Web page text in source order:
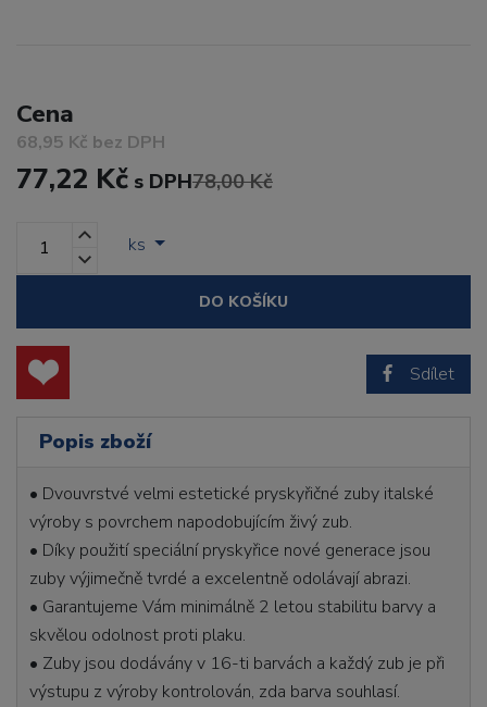
Cena
68,95 Kč bez DPH
77,22 Kč s DPH78,00 Kč
ks
DO KOŠÍKU
Sdílet
Popis zboží
• Dvouvrstvé velmi estetické pryskyřičné zuby italské
výroby s povrchem napodobujícím živý zub.
• Díky použití speciální pryskyřice nové generace jsou
zuby výjimečně tvrdé a excelentně odolávají abrazi.
• Garantujeme Vám minimálně 2 letou stabilitu barvy a
skvělou odolnost proti plaku.
• Zuby jsou dodávány v 16-ti barvách a každý zub je při
výstupu z výroby kontrolován, zda barva souhlasí.